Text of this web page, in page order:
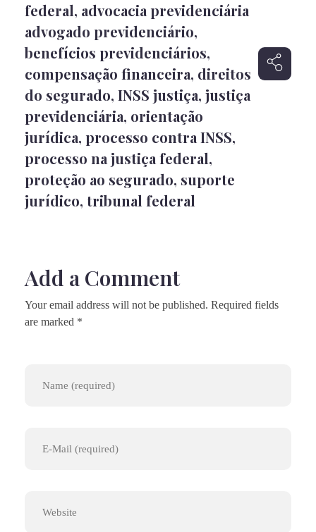
federal, advocacia previdenciária
advogado previdenciário,
benefícios previdenciários,
compensação financeira, direitos
do segurado, INSS justiça, justiça
previdenciária, orientação
jurídica, processo contra INSS,
processo na justiça federal,
proteção ao segurado, suporte
jurídico, tribunal federal
Add a Comment
Your email address will not be published. Required fields
are marked *